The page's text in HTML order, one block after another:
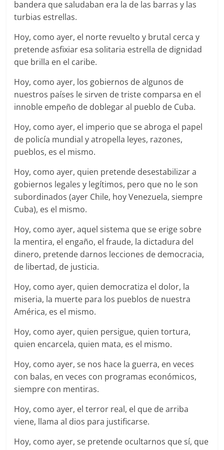
bandera que saludaban era la de las barras y las
turbias estrellas.
Hoy, como ayer, el norte revuelto y brutal cerca y
pretende asfixiar esa solitaria estrella de dignidad
que brilla en el caribe.
Hoy, como ayer, los gobiernos de algunos de
nuestros países le sirven de triste comparsa en el
innoble empeño de doblegar al pueblo de Cuba.
Hoy, como ayer, el imperio que se abroga el papel
de policía mundial y atropella leyes, razones,
pueblos, es el mismo.
Hoy, como ayer, quien pretende desestabilizar a
gobiernos legales y legítimos, pero que no le son
subordinados (ayer Chile, hoy Venezuela, siempre
Cuba), es el mismo.
Hoy, como ayer, aquel sistema que se erige sobre
la mentira, el engaño, el fraude, la dictadura del
dinero, pretende darnos lecciones de democracia,
de libertad, de justicia.
Hoy, como ayer, quien democratiza el dolor, la
miseria, la muerte para los pueblos de nuestra
América, es el mismo.
Hoy, como ayer, quien persigue, quien tortura,
quien encarcela, quien mata, es el mismo.
Hoy, como ayer, se nos hace la guerra, en veces
con balas, en veces con programas económicos,
siempre con mentiras.
Hoy, como ayer, el terror real, el que de arriba
viene, llama al dios para justificarse.
Hoy, como ayer, se pretende ocultarnos que sí, que